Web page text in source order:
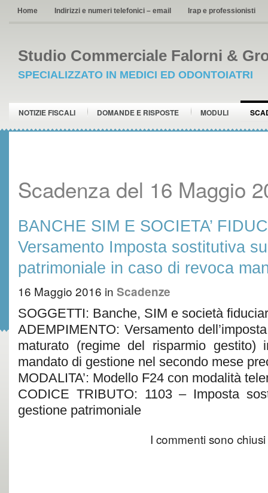
Home Indirizzi e numeri telefonici – email Irap e professionisti
Studio Commerciale Falorni &
SPECIALIZZATO IN MEDICI ED ODONTOIATRI
NOTIZIE FISCALI DOMANDE E RISPOSTE MODULI
Scadenza del 16 Maggio
BANCHE SIM E SOCIETA’
Versamento Imposta sostitutiva
patrimoniale in caso di revoca
16 Maggio 2016 in Scadenze
SOGGETTI: Banche, SIM e società
ADEMPIMENTO: Versamento
maturato (regime del risparmio
mandato di gestione nel secondo mese
MODALITA’: Modello F24 con modalità
CODICE TRIBUTO: 1103 – Imposta
gestione patrimoniale
I commenti sono chiusi